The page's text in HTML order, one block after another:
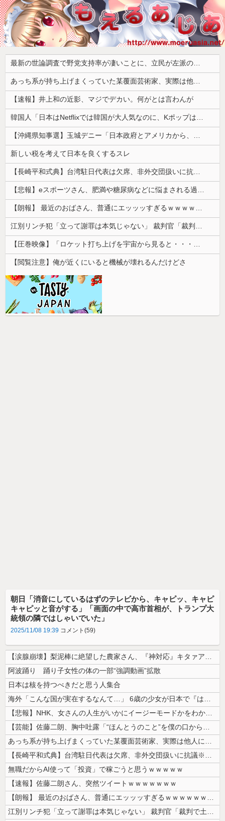
最新の世論調査で野党支持率が凄いことに、立民が左派の嫌う政策に賛同してしまった結果……
あっち系が持ち上げまくっていた某覆面芸術家、実際は他人に迷惑をかけまくりだったと証明されてしまい……
【速報】井上和の近影、マジでデカい。何がとは言わんが
韓国人「日本はNetflixでは韓国が大人気なのに、Kポップは人気がなくなってるみたいです…」
【沖縄県知事選】玉城デニー「日本政府とアメリカから、沖縄を取り戻す！」
新しい税を考えて日本を良くするスレ
【長崎平和式典】台湾駐日代表は欠席、非外交団扱いに抗議※今年2026年も北朝鮮は送付対象
【悲報】eスポーツさん、肥満や糖尿病などに悩まされる過酷なスポーツだった・・・
【朗報】 最近のおばさん、普通にエッッッすぎるｗｗｗｗｗｗｗｗｗｗ
江別リンチ犯「立って謝罪は本気じゃない」 裁判官「裁判で土下座してないキミは本気じゃないな」
【圧巻映像】「ロケット打ち上げを宇宙から見ると・・・」の動画が衝撃的
【閲覧注意】俺が近くにいると機械が壊れるんだけどさ
朝日「消音にしているはずのテレビから、キャピッ、キャピ
キャピッと音がする」「画面の中で高市首相が、トランプ大
統領の隣ではしゃいでいた」
2025/11/08 19:39 コメント(59)
【涙腺崩壊】梨泥棒に絶望した農家さん、『神対応』キタァアアアアアーーー...
阿波踊り 踊り子女性の体の一部“強調動画”拡散
日本は核を持つべきだと思う人集合
海外「こんな国が実在するなんて…」 6歳の少女が日本で『はじめてのおつ...
【悲報】NHK、女さんの人生がいかにイージーモードかをわかりやすく放送...
【芸能】佐藤二朗、胸中吐露「“ほんとうのこと”を僕の口からは何ひとつ言...
あっち系が持ち上げまくっていた某覆面芸術家、実際は他人に迷惑をかけまく...
【長崎平和式典】台湾駐日代表は欠席、非外交団扱いに抗議※今年2026年...
無職だからAI使って「投資」で稼ごうと思うｗｗｗｗｗ
【速報】佐藤二朗さん、突然ツイートｗｗｗｗｗｗｗ
【朗報】 最近のおばさん、普通にエッッッすぎるｗｗｗｗｗｗｗｗｗｗ
江別リンチ犯「立って謝罪は本気じゃない」 裁判官「裁判で土下座してない...